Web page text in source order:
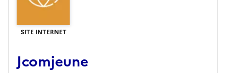
SITE INTERNET
Jcomjeune